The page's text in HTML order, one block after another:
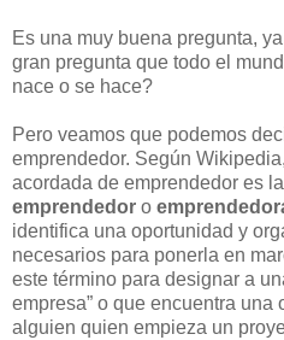
Es una muy buena pregunta,
gran pregunta que todo el
nace o se hace?
Pero veamos que podemos
emprendedor. Según
acordada de emprendedor es
emprendedor o
identifica una oportunidad y
necesarios para ponerla en
este término para designar a
empresa” o que encuentra una
alguien quien empieza un